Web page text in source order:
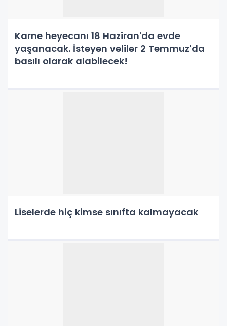
Karne heyecanı 18 Haziran'da evde
yaşanacak. İsteyen veliler 2 Temmuz'da
basılı olarak alabilecek!
Liselerde hiç kimse sınıfta kalmayacak